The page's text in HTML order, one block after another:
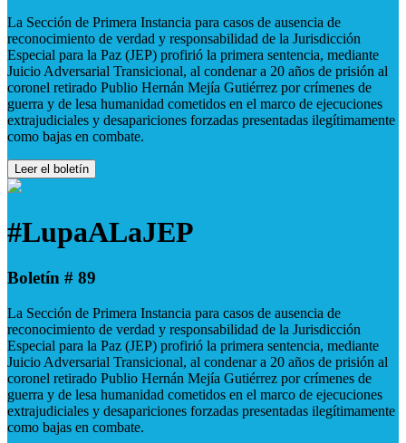
La Sección de Primera Instancia para casos de ausencia de
reconocimiento de verdad y responsabilidad de la Jurisdicción
Especial para la Paz (JEP) profirió la primera sentencia, mediante
Juicio Adversarial Transicional, al condenar a 20 años de prisión al
coronel retirado Publio Hernán Mejía Gutiérrez por crímenes de
guerra y de lesa humanidad cometidos en el marco de ejecuciones
extrajudiciales y desapariciones forzadas presentadas ilegítimamente
como bajas en combate.
Leer el boletín
#LupaALaJEP
Boletín # 89
La Sección de Primera Instancia para casos de ausencia de
reconocimiento de verdad y responsabilidad de la Jurisdicción
Especial para la Paz (JEP) profirió la primera sentencia, mediante
Juicio Adversarial Transicional, al condenar a 20 años de prisión al
coronel retirado Publio Hernán Mejía Gutiérrez por crímenes de
guerra y de lesa humanidad cometidos en el marco de ejecuciones
extrajudiciales y desapariciones forzadas presentadas ilegítimamente
como bajas en combate.